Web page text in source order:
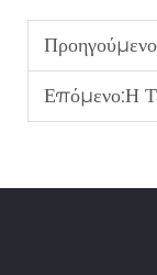
Επόμενο:Η Τέλεια